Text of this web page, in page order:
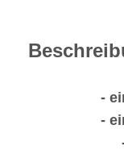
-
-